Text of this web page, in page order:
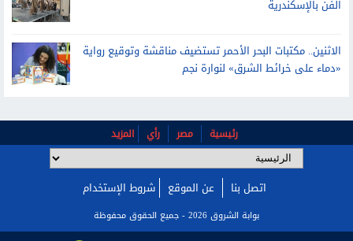
رئيسية مصر رأي المزيد
بوابة الشروق 2026 - جميع الحقوق محفوظة